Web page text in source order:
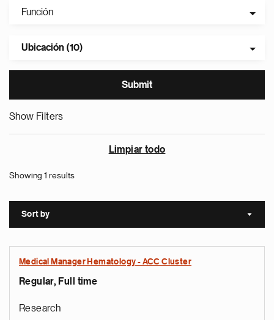
Función
Ubicación (10)
Show Filters
Limpiar todo
Showing 1 results
Sort by Sort
Medical Manager Hematology - ACC Cluster
Regular, Full time
Research